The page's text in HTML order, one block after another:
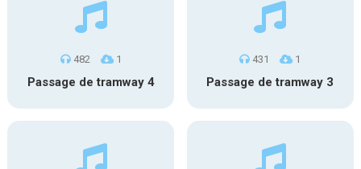
482 1
Passage de tramway 4
431 1
Passage de tramway 3